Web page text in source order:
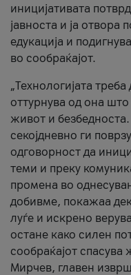
иницијативата
јавноста и ја отвора
едукација и
во сообраќајот.
„Технологијата
оттурнува од она
живот и
секојдневно ги
одговорност да
теми и преку
промена во
добивме, покажаа
луѓе и искрено
остане како силен
сообраќајот спасува
Мирчев, главен